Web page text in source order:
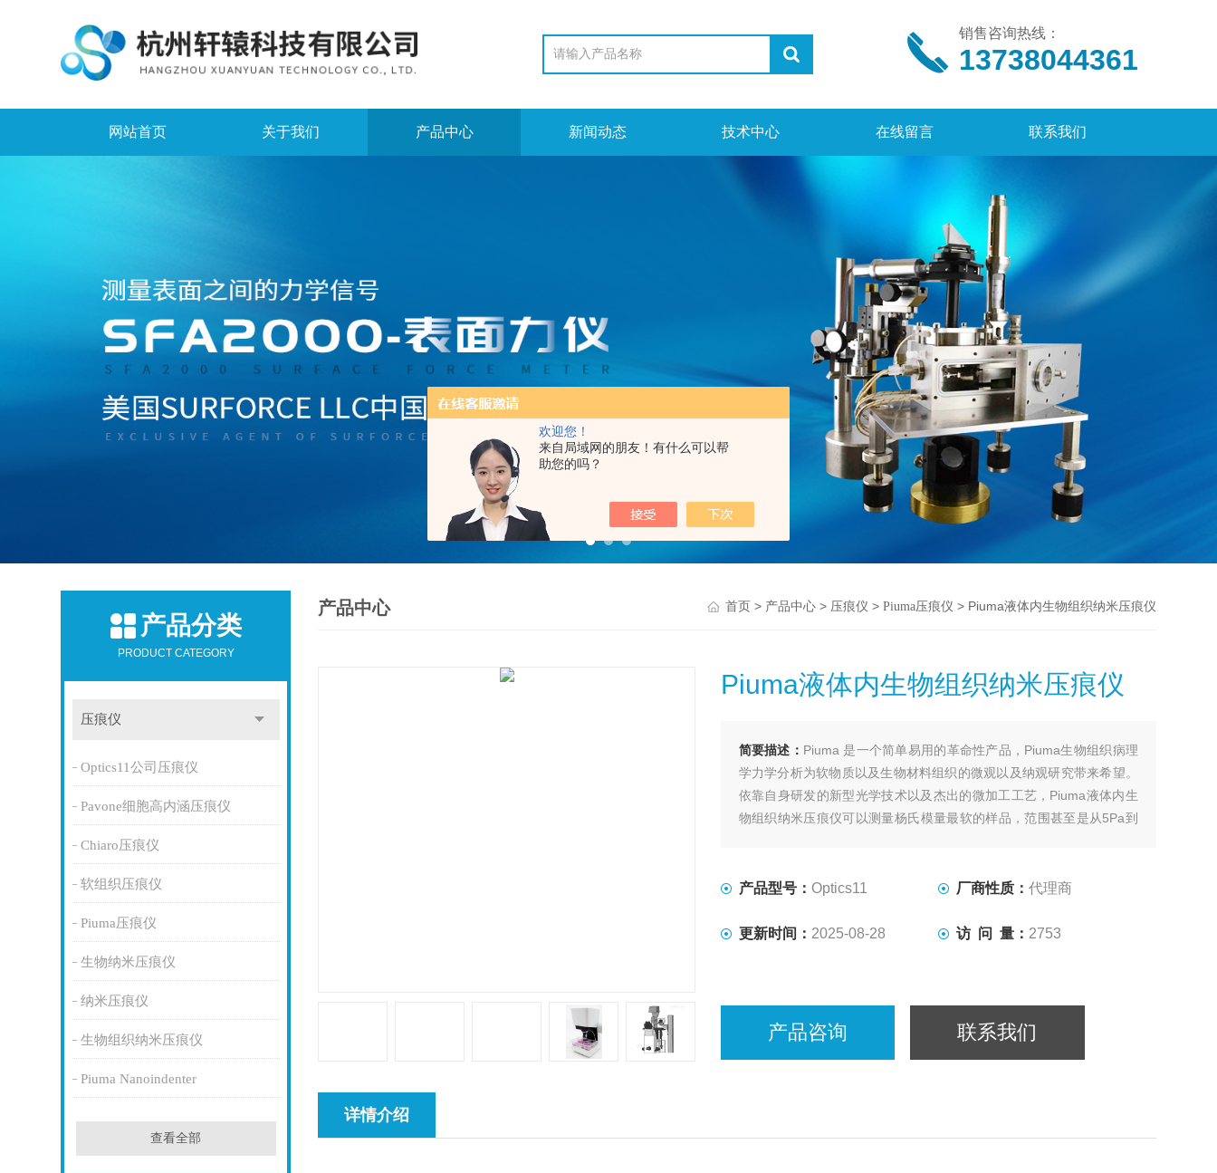
欢迎您！
来自局域网的朋友！有什么可以帮
助您的吗？
销售咨询热线：
13738044361
网站首页 关于我们 产品中心 新闻动态 技术中心 在线留言 联系我们
产品分类
PRODUCT CATEGORY
压痕仪
Optics11公司压痕仪
Pavone细胞高内涵压痕仪
Chiaro压痕仪
软组织压痕仪
Piuma压痕仪
生物纳米压痕仪
纳米压痕仪
生物组织纳米压痕仪
Piuma Nanoindenter
查看全部
产品中心 首页> 产品中心> 压痕仪 > Piuma压痕仪 > Piuma液体内生物组织纳米压痕仪
Piuma液体内生物组织纳米压痕仪
简要描述： Piuma 是一个简单易用的革命性产品，Piuma生物组织病理
学力学分析为软物质以及生物材料组织的微观以及纳观研究带来希望。
依靠自身研发的新型光学技术以及杰出的微加工工艺，Piuma液体内生
物组织纳米压痕仪可以测量杨氏模量最软的样品，范围甚至是从5Pa到
产品型号： Optics11 厂商性质：代理商
更新时间： 2025-08-28 访 问 量： 2753
产品咨询 联系我们
详情介绍